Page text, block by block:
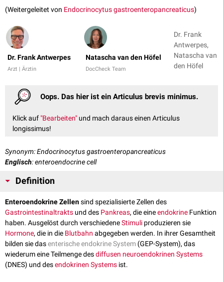
(Weitergeleitet von Endocrinocytus gastroenteropancreaticus)
Dr. Frank Antwerpes
Arzt | Ärztin
Natascha van den Höfel
DocCheck Team
Dr. Frank
Antwerpes,
Natascha van
den Höfel
Oops. Das hier ist ein Articulus brevis minimus.
Klick auf "Bearbeiten" und mach daraus einen Articulus
longissimus!
Synonym: Endocrinocytus gastroenteropancreaticus
Englisch: enteroendocrine cell
Definition
Enteroendokrine Zellensind spezialisierte Zellen des
Gastrointestinaltrakts und des Pankreas, die eineendokrine Funktion
haben. Ausgelöst durch verschiedeneStimuli produzieren sie
Hormone, die in die Blutbahn abgegeben werden. In ihrer Gesamtheit
bilden sie dasenterische endokrine System (GEP-System), das
wiederum eine Teilmenge desdiffusen neuroendokrinen Systems
(DNES) und desendokrinen Systems ist.